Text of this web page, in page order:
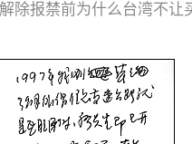
除报禁前为什么台湾不让